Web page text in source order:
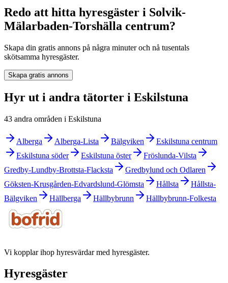
Redo att hitta hyresgäster i Solvik-
Mälarbaden-Torshälla centrum?
Skapa din gratis annons på några minuter och nå tusentals
skötsamma hyresgäster.
Skapa gratis annons
Hyr ut i andra tätorter i Eskilstuna
43 andra områden i Eskilstuna
Alberga Alberga-Lista Bälgviken
Eskilstuna centrum
Eskilstuna söder
Eskilstuna öster
Fröslunda-Vilsta
Gredby-Lundby-Brottsta-Flacksta
Gredbylund och Odlaren
Göksten-Krusgården-Edvardslund-Glömsta
Hållsta
Hållsta-
Bälgviken
Hällberga Hällbybrunn Hällbybrunn-Folkesta
Vi kopplar ihop hyresvärdar med hyresgäster.
Hyresgäster